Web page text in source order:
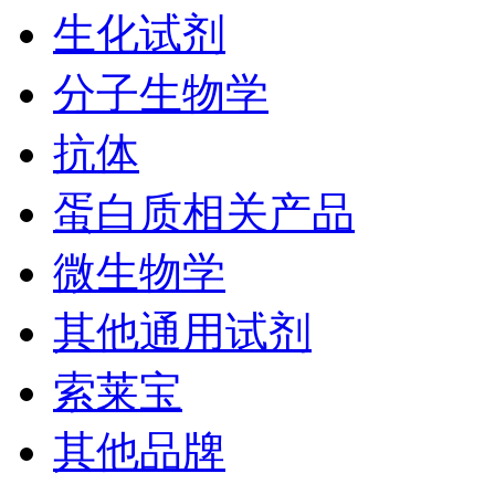
生化试剂
分子生物学
抗体
蛋白质相关产品
微生物学
其他通用试剂
索莱宝
其他品牌